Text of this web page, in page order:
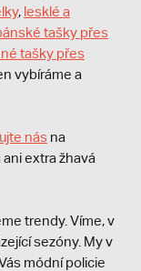
, lesklé a
tašky přes
tašky přes
vybíráme a
nás na
extra žhavá
trendy. Víme, v
sezóny. My v
módní policie